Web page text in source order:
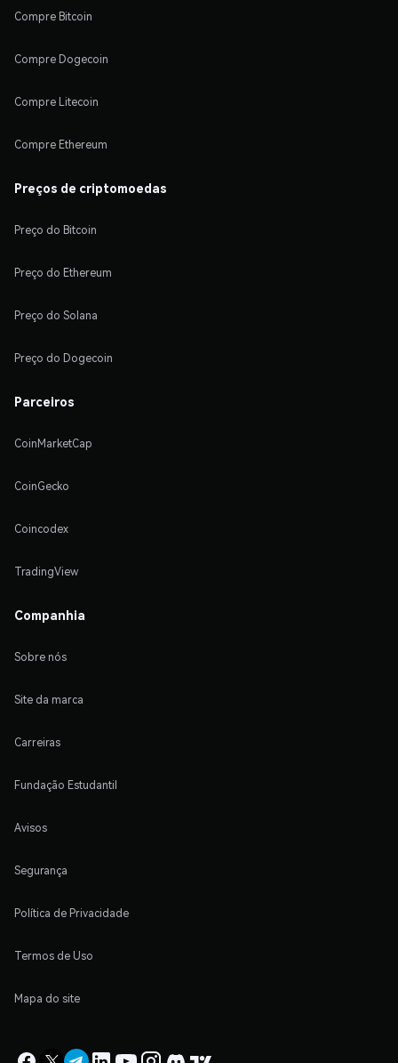
Compre Bitcoin
Compre Dogecoin
Compre Litecoin
Compre Ethereum
Preços de criptomoedas
Preço do Bitcoin
Preço do Ethereum
Preço do Solana
Preço do Dogecoin
Parceiros
CoinMarketCap
CoinGecko
Coincodex
TradingView
Companhia
Sobre nós
Site da marca
Carreiras
Fundação Estudantil
Avisos
Segurança
Política de Privacidade
Termos de Uso
Mapa do site